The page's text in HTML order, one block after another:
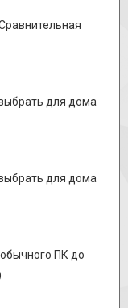
для дома
для дома
ПК до